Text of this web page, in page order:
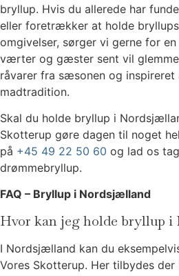
bryllup. Hvis du allerede har
eller foretrækker at holde
omgivelser, sørger vi gerne for
værter og gæster sent vil
råvarer fra sæsonen og inspireret
madtradition.
Skal du holde bryllup i
Skotterup gøre dagen til noget
på +45 49 22 50 60 og lad os
drømmebryllup.
FAQ – Bryllup i Nordsjælland
Hvor kan jeg holde bryllup i
I Nordsjælland kan du
Vores Skotterup. Her tilbydes